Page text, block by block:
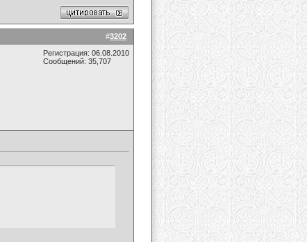
#3202
Регистрация: 06.08.2010
Сообщений: 35,707